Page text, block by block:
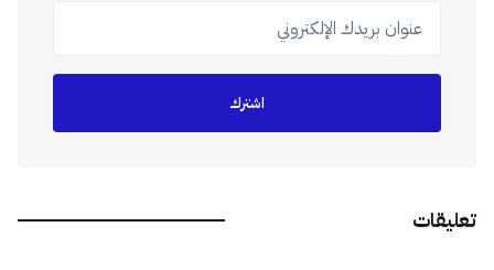
عنوان بريدك الإلكتروني
اشترك
تعليقات